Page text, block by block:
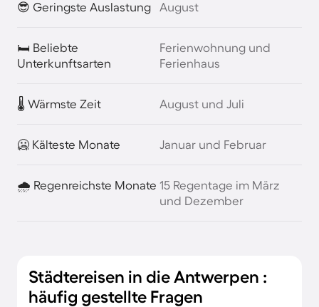
😎 Geringste Auslastung August
🛏️ Beliebte
Unterkunftsarten
Ferienwohnung und
Ferienhaus
🌡️ Wärmste Zeit August und Juli
🥶 Kälteste Monate Januar und Februar
🌧️ Regenreichste Monate 15 Regentage im März
und Dezember
Städtereisen in die Antwerpen :
häufig gestellte Fragen